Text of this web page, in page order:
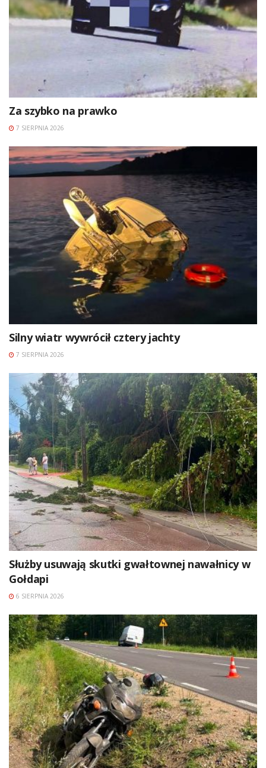
Za szybko na prawko
7 SIERPNIA 2026
Silny wiatr wywrócił cztery jachty
7 SIERPNIA 2026
Służby usuwają skutki gwałtownej nawałnicy w
Gołdapi
6 SIERPNIA 2026